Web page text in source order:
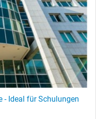
- Ideal für Schulungen